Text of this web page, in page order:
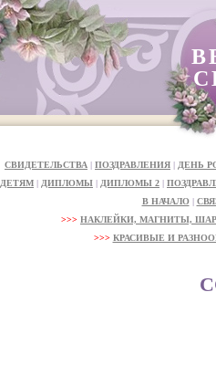
СВИДЕТЕЛЬСТВА | ПОЗДРАВЛЕНИЯ | ДЕНЬ
ДЕТЯМ | ДИПЛОМЫ | ДИПЛОМЫ 2 |
В НАЧАЛО|
>>> НАКЛЕЙКИ, МАГНИТЫ,
>>> КРАСИВЫЕ И